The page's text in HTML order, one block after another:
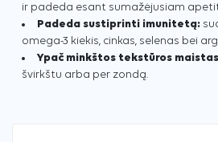
ir padeda esant sumažėjusiam
Padeda sustiprinti imunitetą:
omega-3 kiekis, cinkas, selenas bei
Ypač minkštos tekstūros
švirkštu arba per zondą.